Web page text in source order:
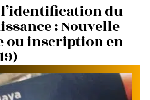
l’identification du
: Nouvelle
ou inscription en